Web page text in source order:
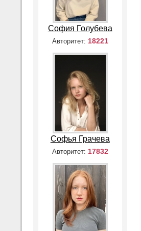
София Голубева
Авторитет: 18221
Софья Грачева
Авторитет: 17832